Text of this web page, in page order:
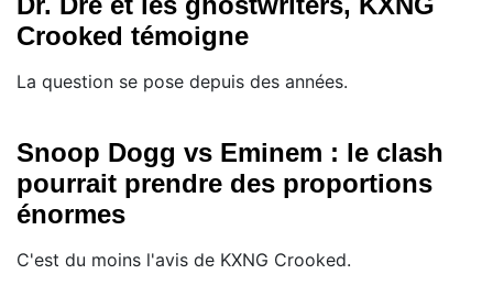
Crooked témoigne
La question se pose depuis des années.
Snoop Dogg vs Eminem : le clash
pourrait prendre des proportions
énormes
C'est du moins l'avis de KXNG Crooked.